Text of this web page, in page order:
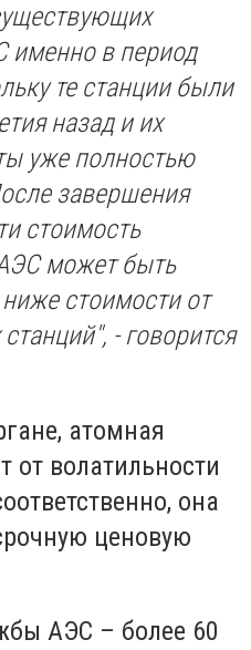
именно в период
те станции были
назад и их
уже полностью
завершения
стоимость
может быть
стоимости от
", - говорится
атомная
от волатильности
она
ценовую
АЭС – более 60